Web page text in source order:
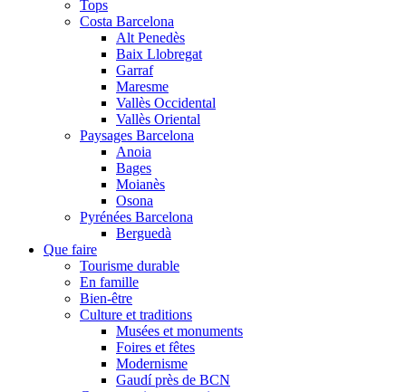
Tops
Costa Barcelona
Alt Penedès
Baix Llobregat
Garraf
Maresme
Vallès Occidental
Vallès Oriental
Paysages Barcelona
Anoia
Bages
Moianès
Osona
Pyrénées Barcelona
Berguedà
Que faire
Tourisme durable
En famille
Bien-être
Culture et traditions
Musées et monuments
Foires et fêtes
Modernisme
Gaudí près de BCN